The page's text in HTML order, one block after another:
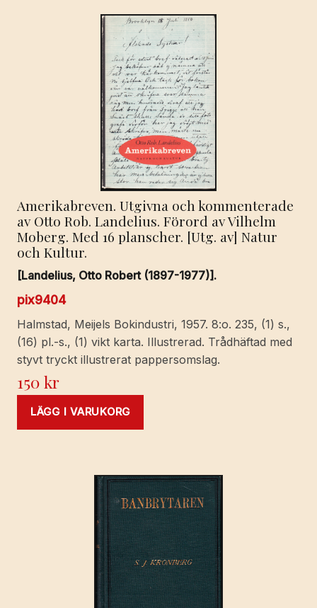
Amerikabreven. Utgivna och kommenterade
av Otto Rob. Landelius. Förord av Vilhelm
Moberg. Med 16 planscher. [Utg. av] Natur
och Kultur.
[Landelius, Otto Robert (1897-1977)].
pix9404
Halmstad, Meijels Bokindustri, 1957. 8:o. 235, (1) s.,
(16) pl.-s., (1) vikt karta. Illustrerad. Trådhäftad med
styvt tryckt illustrerat pappersomslag.
150kr
LÄGG I VARUKORG